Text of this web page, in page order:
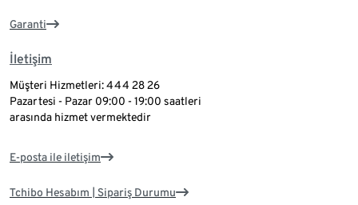
Garanti
İletişim
Müşteri Hizmetleri: 444 28 26
Pazartesi - Pazar 09:00 - 19:00 saatleri
arasında hizmet vermektedir
E-posta ile iletişim
Tchibo Hesabım | Sipariş Durumu